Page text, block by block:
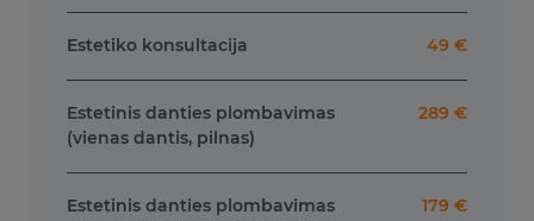
Estetiko konsultacija 49 €
Estetinis danties plombavimas
(vienas dantis, pilnas)
289 €
Estetinis danties plombavimas
179 €